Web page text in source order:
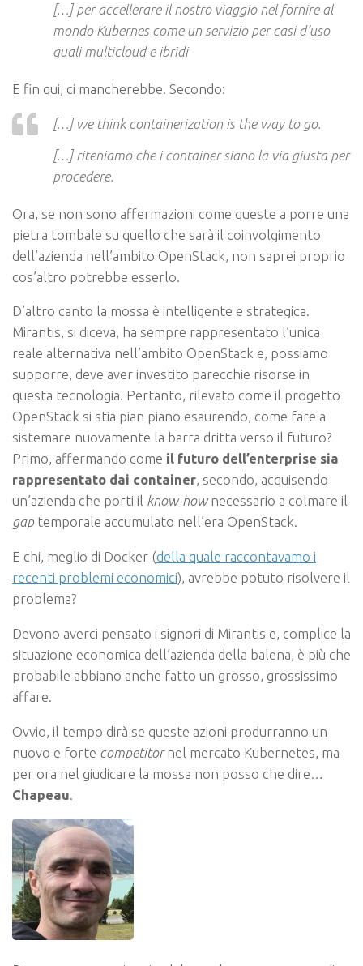
[…] per accellerare il nostro viaggio nel fornire al
mondo Kubernes come un servizio per casi d’uso
quali multicloud e ibridi
E fin qui, ci mancherebbe. Secondo:
[…] we think containerization is the way to go.
[…] riteniamo che i container siano la via giusta per
procedere.
Ora, se non sono affermazioni come queste a porre una
pietra tombale su quello che sarà il coinvolgimento
dell’azienda nell’ambito OpenStack, non saprei proprio
cos’altro potrebbe esserlo.
D’altro canto la mossa è intelligente e strategica.
Mirantis, si diceva, ha sempre rappresentato l’unica
reale alternativa nell’ambito OpenStack e, possiamo
supporre, deve aver investito parecchie risorse in
questa tecnologia. Pertanto, rilevato come il progetto
OpenStack si stia pian piano esaurendo, come fare a
sistemare nuovamente la barra dritta verso il futuro?
Primo, affermando come il futuro dell’enterprise sia
rappresentato dai container, secondo, acquisendo
un’azienda che porti il know-hownecessario a colmare il
gaptemporale accumulato nell’era OpenStack.
E chi, meglio di Docker (della quale raccontavamo i
recenti problemi economici), avrebbe potuto risolvere il
problema?
Devono averci pensato i signori di Mirantis e, complice la
situazione economica dell’azienda della balena, è più che
probabile abbiano anche fatto un grosso, grossissimo
affare.
Ovvio, il tempo dirà se queste azioni produrranno un
nuovo e forte competitornel mercato Kubernetes, ma
per ora nel giudicare la mossa non posso che dire…
Chapeau